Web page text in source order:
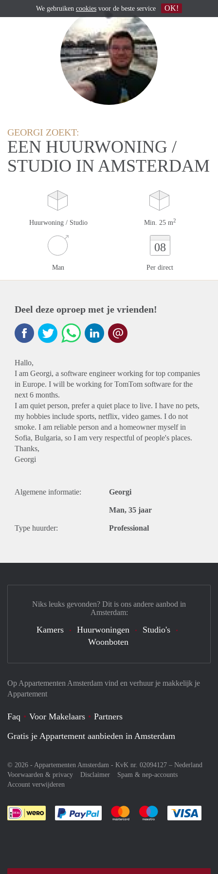
GEORGI ZOEKT:
EEN HUURWONING /
STUDIO IN AMSTERDAM
Huurwoning / Studio Min. 25 m2
Man
08
Per direct
Deel deze oproep met je vrienden!
Hallo,
I am Georgi, a software engineer working for top companies
in Europe. I will be working for TomTom software for the
next 6 months.
I am quiet person, prefer a quiet place to live. I have no pets,
my hobbies include sports, netflix, video games. I do not
smoke. I am reliable person and a homeowner myself in
Sofia, Bulgaria, so I am very respectful of people's places.
Thanks,
Georgi
Algemene informatie: Georgi
Man, 35 jaar
Type huurder: Professional
Op Appartementen Amsterdam vind en verhuur je makkelijk je
Appartement
Faq Voor Makelaars
Partners
Gratis je Appartement aanbieden in Amsterdam
© 2026 - Appartementen Amsterdam - KvK nr. 02094127 – Nederland
Voorwaarden & privacy
Disclaimer
Spam & nep-accounts
Account verwijderen
Je rekent gemakkelijk af met Paypal
Je rekent gemakkelijk af met
Je rekent
Niks leuks gevonden? Dit is ons andere aanbod in
Amsterdam:
Kamers Huurwoningen
Studio's
Woonboten
We gebruiken cookies voor de beste service OK!